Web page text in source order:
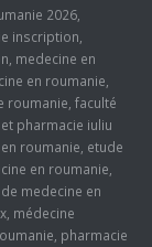
2026
inscription
medecine en
en roumanie
roumanie faculté
pharmacie iuliu
roumanie etude
en roumanie
medecine en
médecine
pharmacie